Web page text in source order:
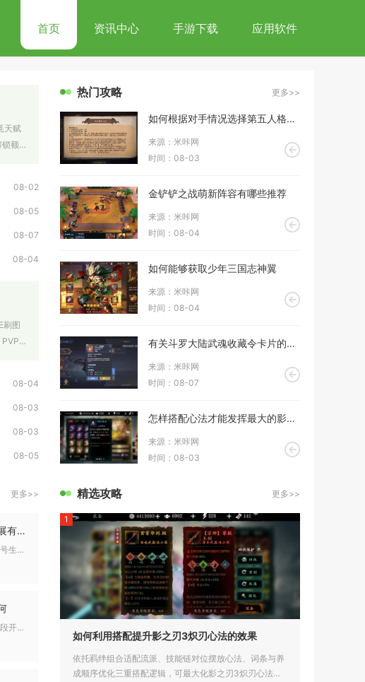
首页 资讯中心 手游下载 应用软件
攻城掠地鲁班新城提供了哪些便利化服务
天赋
额
08-02
08-05
08-07
08-04
刷图
08-04
08-03
08-03
08-05
热门攻略 更多>>
如何根据对手情况选择第五人格搏命天赋
来源：米咔网
时间：08-03
金铲铲之战萌新阵容有哪些推荐
来源：米咔网
时间：08-04
如何能够获取少年三国志神翼
来源：米咔网
时间：08-04
有关斗罗大陆武魂收藏令卡片的玩法介绍是什么
来源：米咔网
时间：08-07
怎样搭配心法才能发挥最大的影之刃3轻羽技能
来源：米咔网
时间：08-03
更多>>
三国志战略版的月卡微氪对游戏的发展有何作用
三国志战略版中月卡微氪是平民玩家拉长账号生命周期、稳步完成账...
少年三国志九州争霸竞猜仅在争霸淘汰赛阶段开放，必须消耗竞猜券...
精选攻略 更多>>
1
如何利用搭配提升影之刃3炽刃心法的效果
依托羁绊组合适配流派、技能链对位摆放心法、词条与养
成顺序优化三重搭配逻辑，可最大化影之刃3炽刃心法整